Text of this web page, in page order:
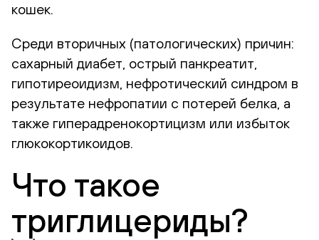
кошек.
Среди вторичных (патологических) причин:
сахарный диабет, острый панкреатит,
гипотиреоидизм, нефротический синдром в
результате нефропатии с потерей белка, а
также гиперадренокортицизм или избыток
глюкокортикоидов.
Что такое
триглицериды?